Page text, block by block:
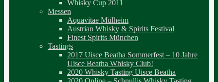
Whisky Cup 2011
Messen
Aquavitae Mülheim
Austrian Whisky & Spirits Festival
Finest Spirits München
Tastings
2017 Uisce Beatha Sommerfest – 10 Jahre
Uisce Beatha Whisky Club!
2020 Whisky Tasting Uisce Beatha